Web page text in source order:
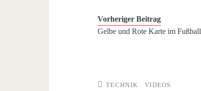
Vorheriger Beitrag
Gelbe und Rote Karte im Fußball
TECHNIK VIDEOS